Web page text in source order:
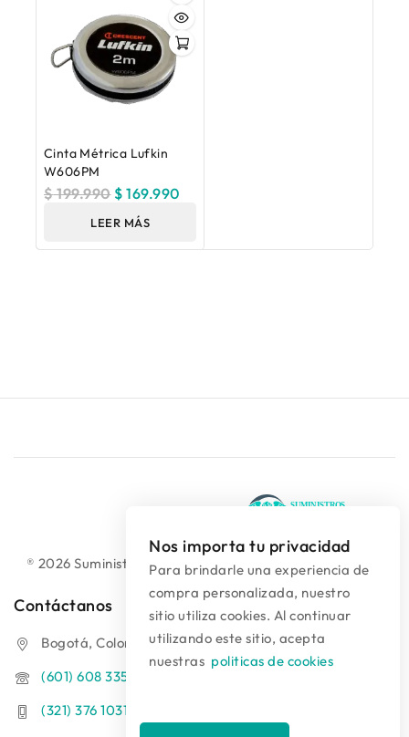
Cinta Métrica Lufkin
W606PM
$199.990 $ 169.990
LEER MÁS
® 2026 Suministros Médicos Diseño web: colguía.com.co
Contáctanos
Bogotá, Colombia
(601) 608 3354
(321) 376 1031 - (313) 289 9910
Nos importa tu privacidad
Para brindarle una experiencia de
compra personalizada, nuestro
sitio utiliza cookies. Al continuar
utilizando este sitio, acepta
nuestras politicas de cookies